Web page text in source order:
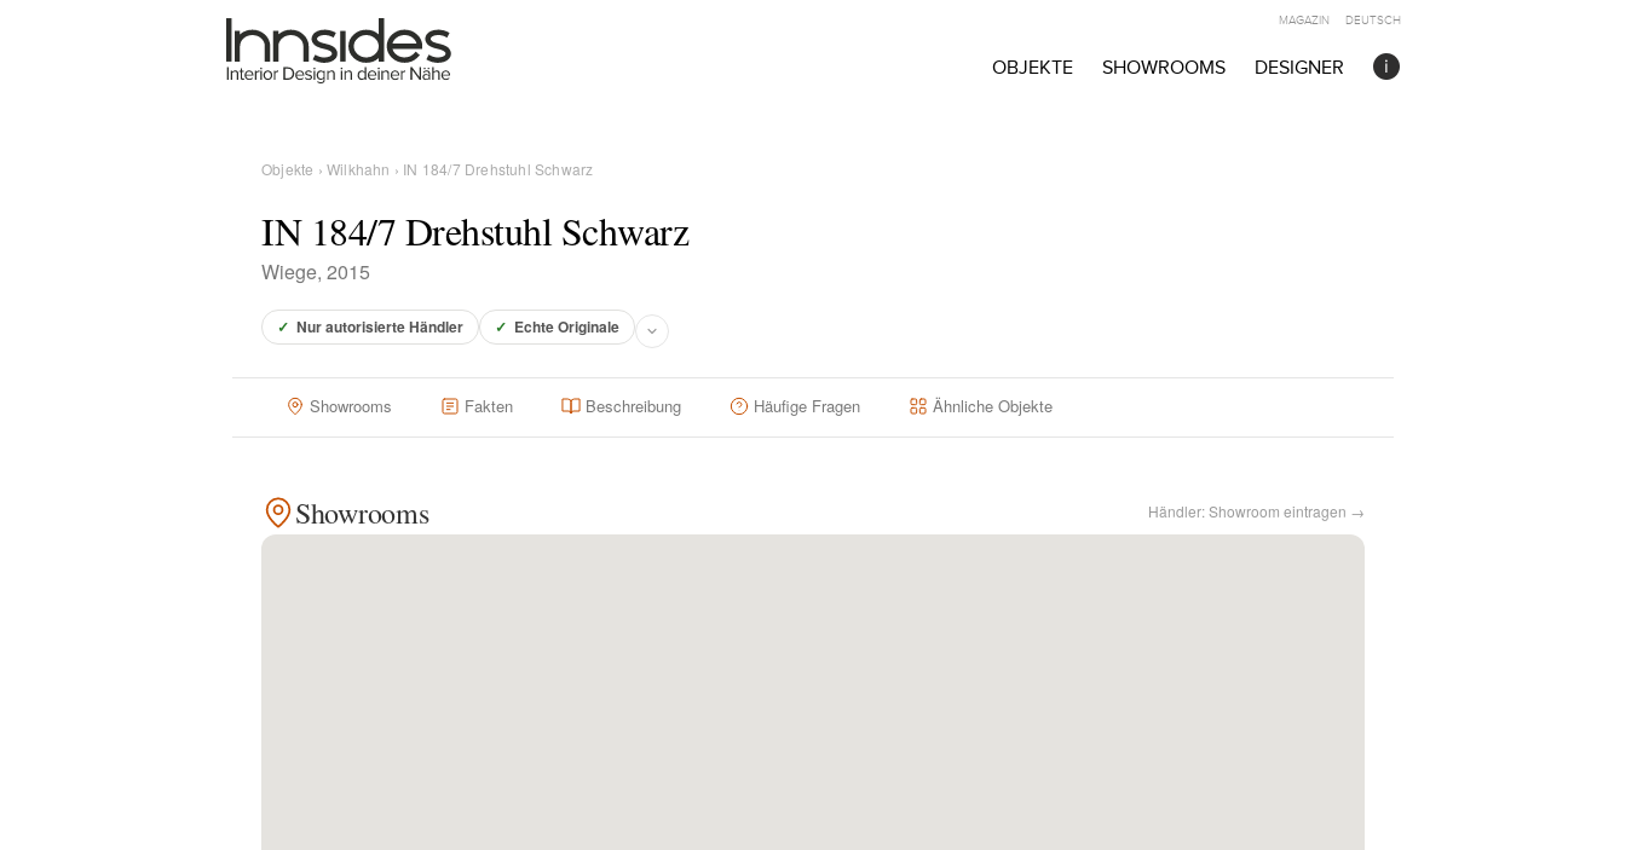
OBJEKTE SHOWROOMS DESIGNER
MAGAZIN DEUTSCH
Objekte ›Wilkhahn › IN 184/7 Drehstuhl Schwarz
IN 184/7 Drehstuhl Schwarz
Wiege, 2015
✓ Nur autorisierte Händler ✓ Echte Originale
Showrooms Fakten Beschreibung Häufige Fragen Ähnliche Objekte
Showrooms Händler: Showroom eintragen →